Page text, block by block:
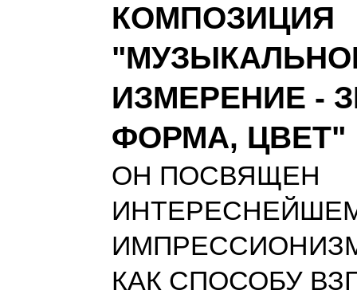
КОМПОЗИЦИЯ
ИЗМЕРЕНИЕ -
ФОРМА, ЦВЕТ"
ОН ПОСВЯЩЕН
КАК СПОСОБУ